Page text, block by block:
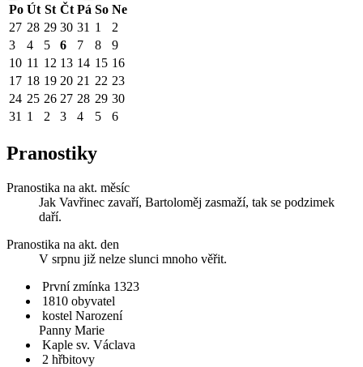
Po Út St Čt Pá So Ne
27 28 29 30 31 1
2
3
4 5 6 7 8
9
10 11 12 13 14 15 16
17 18 19 20 21 22 23
24 25 26 27 28 29 30
31 1 2 3 4 5 6
Pranostiky
Pranostika na akt. měsíc
Jak Vavřinec zavaří, Bartoloměj zasmaží, tak se podzimek
daří.
Pranostika na akt. den
V srpnu již nelze slunci mnoho věřit.
První zmínka 1323
1810 obyvatel
kostel Narození
Panny Marie
Kaple sv. Václava
2 hřbitovy